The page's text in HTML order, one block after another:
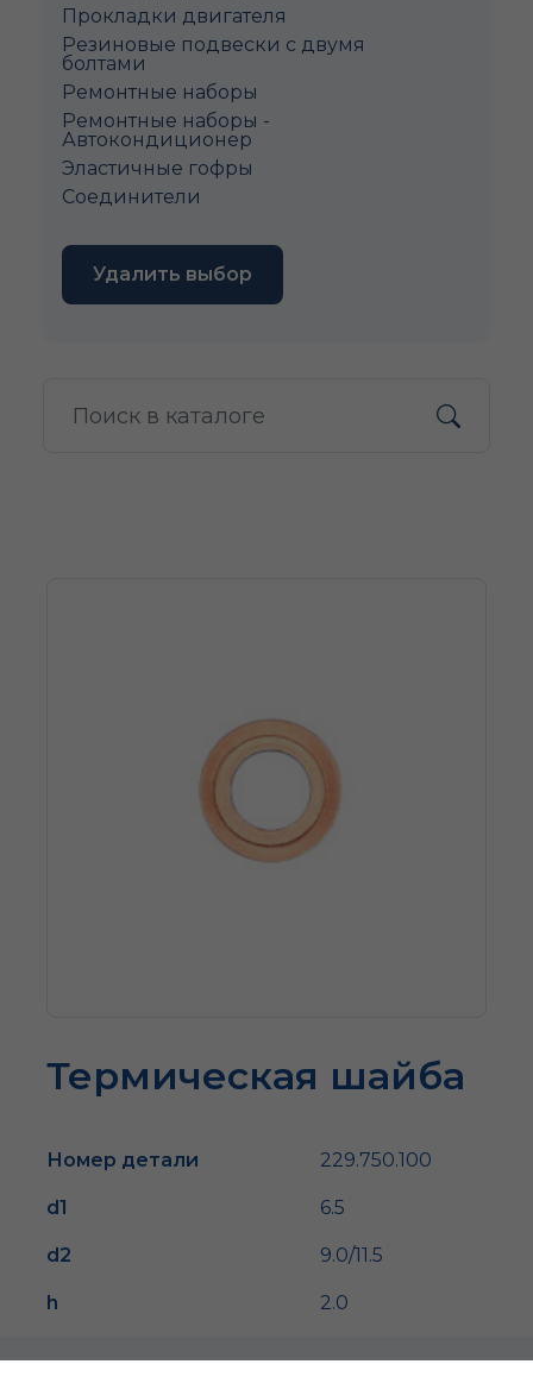
Прокладки двигателя
Резиновые подвески с двумя
болтами
Ремонтные наборы
Ремонтные наборы -
Автокондиционер
Эластичные гофры
Соединители
Удалить выбор
Термическая шайба
Номер детали 229.750.100
d1 6.5
d2 9.0/11.5
h 2.0